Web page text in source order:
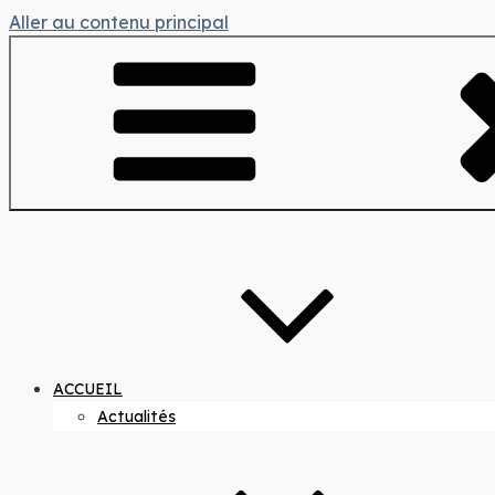
Aller au contenu principal
ACCUEIL
Actualités